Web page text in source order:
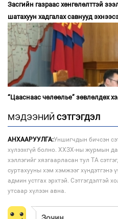
Засгийн газраас хөнгөлөлттэй
шатахуун хадгалах савнууд
“Цааснаас чөлөөлье” зөвлөлдөх
МЭДЭЭНИЙ СЭТГЭГДЭЛ
АНХААРУУЛГА:Уншигчдын бичсэн
хүлээхгүй болно. ХХЗХ-ны журмын
хэллэгийг хязгаарласан тул ТА
суртахууны хэм хэмжээг хүндэтгэнэ
админ устгах эрхтэй. Сэтгэгдэлтэй
утсаар хүлээн авна.